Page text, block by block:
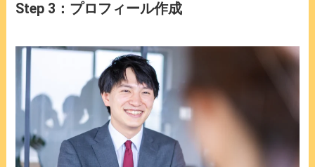
Step 3：プロフィール作成